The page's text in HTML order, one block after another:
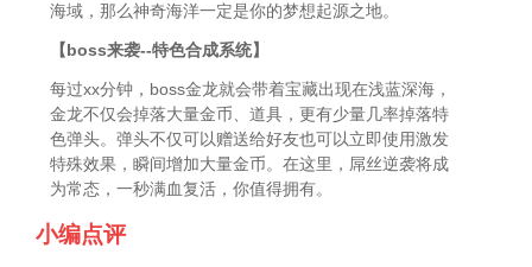
海域，那么神奇海洋一定是你的梦想起源之地。
【boss来袭--特色合成系统】
每过xx分钟，boss金龙就会带着宝藏出现在浅蓝深海，
金龙不仅会掉落大量金币、道具，更有少量几率掉落特
色弹头。弹头不仅可以赠送给好友也可以立即使用激发
特殊效果，瞬间增加大量金币。在这里，屌丝逆袭将成
为常态，一秒满血复活，你值得拥有。
小编点评